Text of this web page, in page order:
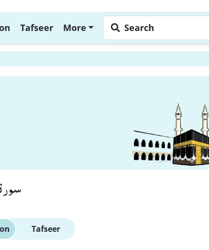
Tafseer More Search
Tafseer